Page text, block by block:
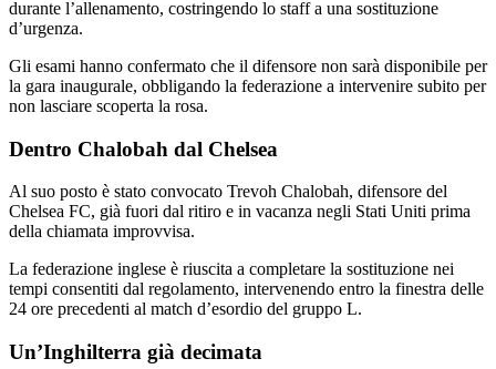
durante l’allenamento, costringendo lo staff a una sostituzione
d’urgenza.
Gli esami hanno confermato che il difensore non sarà disponibile per
la gara inaugurale, obbligando la federazione a intervenire subito per
non lasciare scoperta la rosa.
Dentro Chalobah dal Chelsea
Al suo posto è stato convocato Trevoh Chalobah, difensore del
Chelsea FC, già fuori dal ritiro e in vacanza negli Stati Uniti prima
della chiamata improvvisa.
La federazione inglese è riuscita a completare la sostituzione nei
tempi consentiti dal regolamento, intervenendo entro la finestra delle
24 ore precedenti al match d’esordio del gruppo L.
Un’Inghilterra già decimata